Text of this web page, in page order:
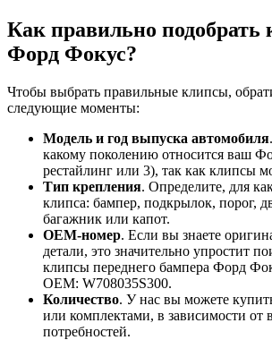
Как правильно подобрать
Форд Фокус?
Чтобы выбрать правильные клипсы,
следующие моменты:
Модель и год выпуска автомобиля
какому поколению относится ваш
рестайлинг или 3), так как клипсы
Тип крепления. Определите, для
клипса: бампер, подкрылок, порог,
багажник или капот.
OEM-номер. Если вы знаете
детали, это значительно упростит
клипсы переднего бампера Форд
OEM: W708035S300.
Количество. У нас вы можете
или комплектами, в зависимости от
потребностей.